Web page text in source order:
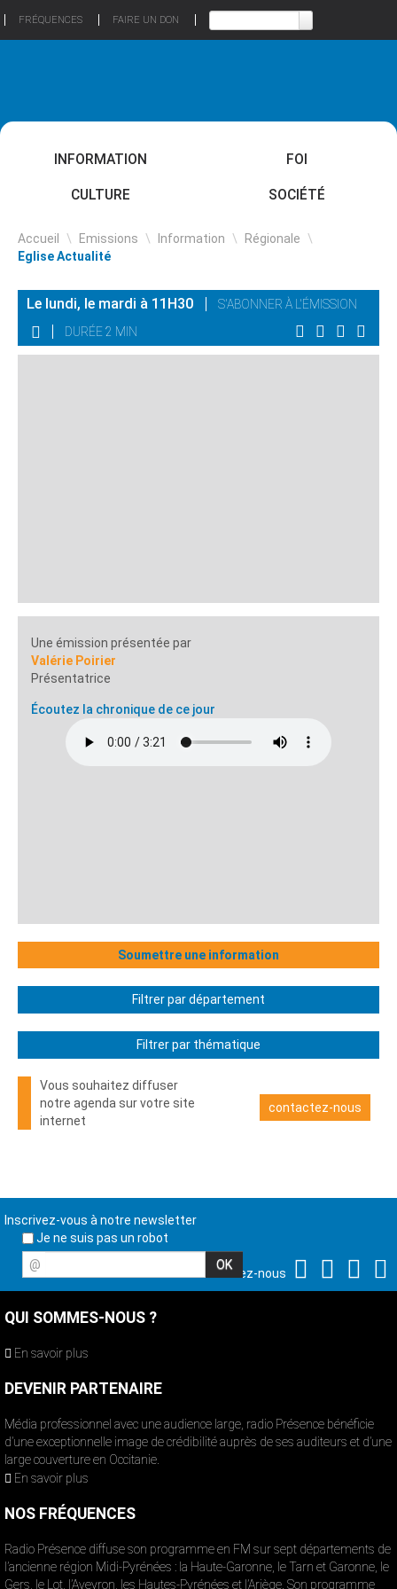
FRÉQUENCES FAIRE UN DON
INFORMATION FOI
CULTURE SOCIÉTÉ
Accueil \ Emissions \ Information \ Régionale \
Eglise Actualité
Le lundi, le mardi à 11H30
S'ABONNER À L'ÉMISSION
DURÉE 2 MIN
Une émission présentée par
Valérie Poirier
Présentatrice
Écoutez la chronique de ce jour
Soumettre une information
Filtrer par département
Filtrer par thématique
Vous souhaitez diffuser
notre agenda sur votre site
internet
contactez-nous
Inscrivez-vous à notre newsletter
Je ne suis pas un robot
@
Suivez-nous
QUI SOMMES-NOUS ?
En savoir plus
DEVENIR PARTENAIRE
Média professionnel avec une audience large, radio Présence bénéficie
d’une exceptionnelle image de crédibilité auprès de ses auditeurs et d’une
large couverture en Occitanie.
En savoir plus
NOS FRÉQUENCES
Radio Présence diffuse son programme en FM sur sept départements de
l’ancienne région Midi-Pyrénées : la Haute-Garonne, le Tarn et Garonne, le
Gers, le Lot, l’Aveyron, les Hautes-Pyrénées et l’Ariège. Son programme